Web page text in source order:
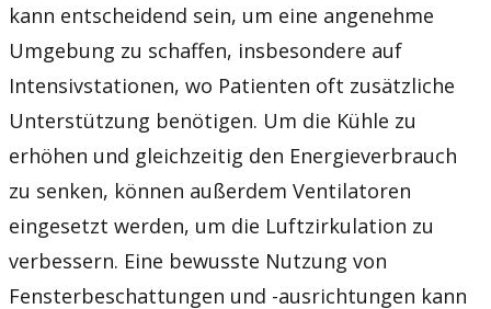
kann entscheidend sein, um eine angenehme
Umgebung zu schaffen, insbesondere auf
Intensivstationen, wo Patienten oft zusätzliche
Unterstützung benötigen. Um die Kühle zu
erhöhen und gleichzeitig den Energieverbrauch
zu senken, können außerdem Ventilatoren
eingesetzt werden, um die Luftzirkulation zu
verbessern. Eine bewusste Nutzung von
Fensterbeschattungen und -ausrichtungen kann